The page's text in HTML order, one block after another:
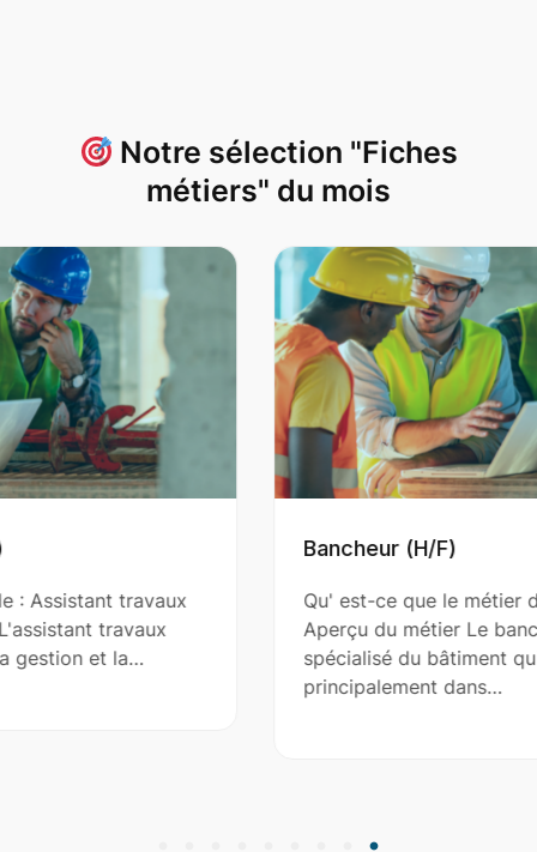
Notre sélection "Fiches
métiers" du mois
Qu' est-ce que le métier de : Bancheur (H/F) ?
Aperçu du métier Le bancheur est un ouvrier
spécialisé du bâtiment qui intervient
principalement dans…